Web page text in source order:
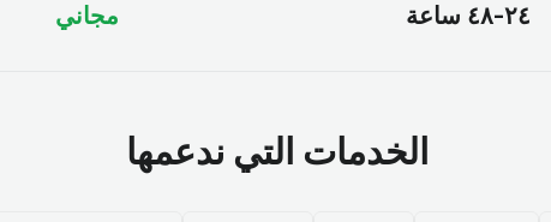
٢٤-٤٨ ساعة مجاني
الخدمات التي ندعمها